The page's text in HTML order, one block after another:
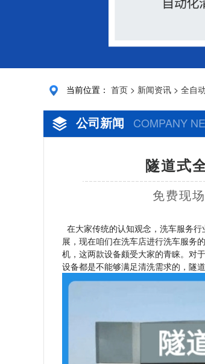
当前位置： 首页 > 新闻资讯 > 全自
公司新闻 COMPANY
隧道式
免费现
在大家传统的认知观念，洗车服务
展，现在咱们在洗车店进行洗车服务
机，这两款设备颇受大家的青睐。对
设备都是不能够满足清洗需求的，隧